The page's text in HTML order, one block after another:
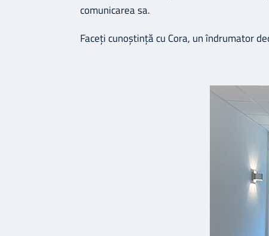
comunicarea sa.
Faceți cunoștință cu Cora, un îndrumator